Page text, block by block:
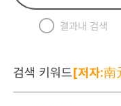
결과내 검색
검색 키워드[저자:南